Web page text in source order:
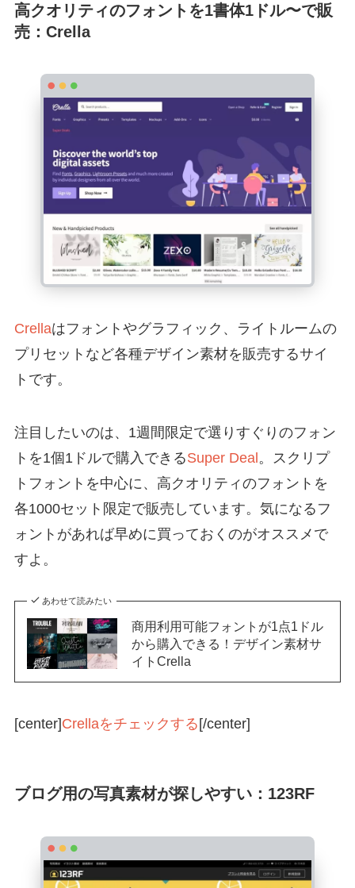
高クオリティのフォントを1書体1ドル〜で販
売：Crella
Crellaはフォントやグラフィック、ライトルームの
プリセットなど各種デザイン素材を販売するサイ
トです。
注目したいのは、1週間限定で選りすぐりのフォン
トを1個1ドルで購入できるSuper Deal 。スクリプ
トフォントを中心に、高クオリティのフォントを
各1000セット限定で販売しています。気になるフ
ォントがあれば早めに買っておくのがオススメで
すよ。
あわせて読みたい
商用利用可能フォントが1点1ドル
から購入できる！デザイン素材サ
イトCrella
[center]Crellaをチェックする [/center]
ブログ用の写真素材が探しやすい：123RF